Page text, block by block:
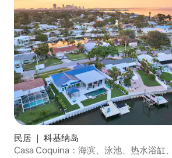
民居 ｜ 科基纳岛
Casa Coquina：海滨、泳池、热水浴缸